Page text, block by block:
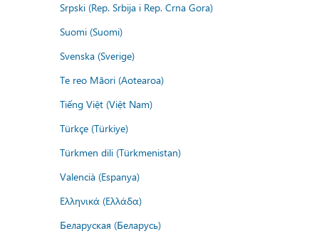
Srpski (Rep. Srbija i Rep. Crna Gora)
Suomi (Suomi)
Svenska (Sverige)
Te reo Māori (Aotearoa)
Tiếng Việt (Việt Nam)
Türkçe (Türkiye)
Türkmen dili (Türkmenistan)
Valencià (Espanya)
Ελληνικά (Ελλάδα)
Беларуская (Беларусь)